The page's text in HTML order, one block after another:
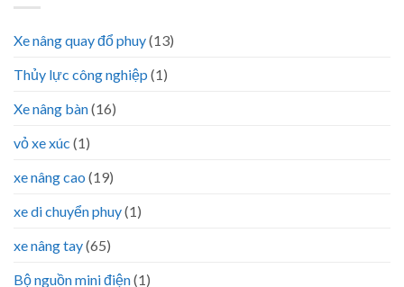
Xe nâng quay đổ phuy(13)
Thủy lực công nghiệp (1)
Xe nâng bàn(16)
vỏ xe xúc (1)
xe nâng cao (19)
xe di chuyển phuy(1)
xe nâng tay(65)
Bộ nguồn mini điện(1)